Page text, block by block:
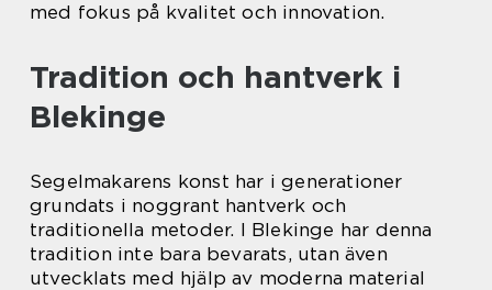
med fokus på kvalitet och innovation.
Tradition och hantverk i
Blekinge
Segelmakarens konst har i generationer
grundats i noggrant hantverk och
traditionella metoder. I Blekinge har denna
tradition inte bara bevarats, utan även
utvecklats med hjälp av moderna material